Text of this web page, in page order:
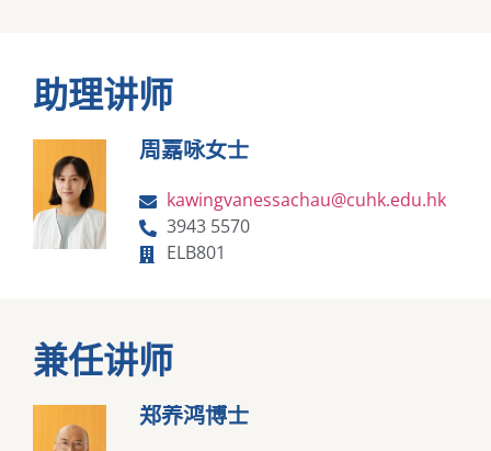
助理讲师
周嘉咏女士
kawingvanessachau@cuhk.edu.hk
3943 5570
ELB801
兼任讲师
郑养鸿博士